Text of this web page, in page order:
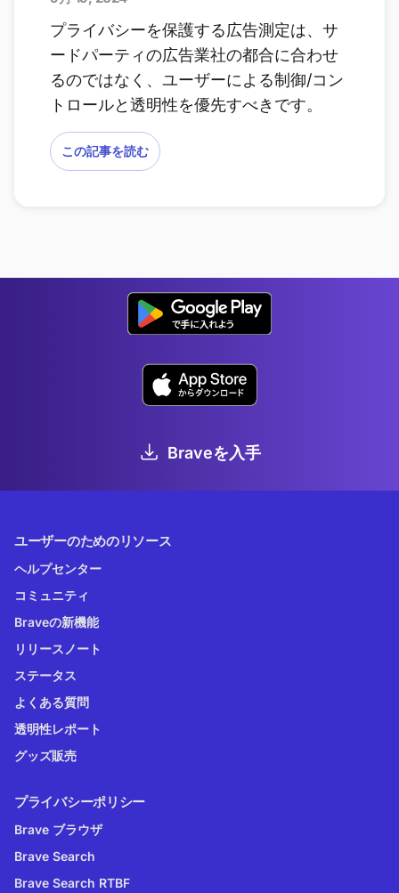
プライバシーを保護する広告測定は、サ
ードパーティの広告業社の都合に合わせ
るのではなく、ユーザーによる制御/コン
トロールと透明性を優先すべきです。
この記事を読む
Braveを入手
ユーザーのためのリソース
ヘルプセンター
コミュニティ
Braveの新機能
リリースノート
ステータス
よくある質問
透明性レポート
グッズ販売
プライバシーポリシー
Brave ブラウザ
Brave Search
Brave Search RTBF